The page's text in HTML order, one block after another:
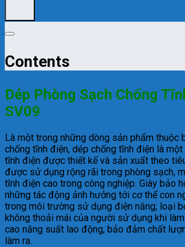
Contents
Dép Phòng Sạch Chống
SV09
Là một trong những dòng sản phẩm thuộc
chống tĩnh điện, dép chống tĩnh điện là
tĩnh điện được thiết kế và sản xuất theo
được sử dụng rộng rãi trong phòng sạch,
tĩnh điện cao trong công nghiệp. Giày bảo
những tác động ảnh hưởng tới cơ thể con
trong môi trường sử dụng điện năng; loại
không thoải mái của người sử dụng khi
cao năng suất lao động, bảo đảm chất
làm ra.